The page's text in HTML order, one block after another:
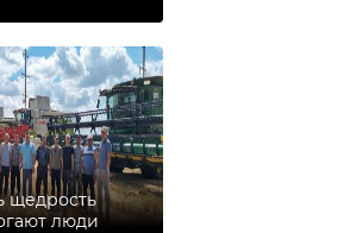
щедрость
люди